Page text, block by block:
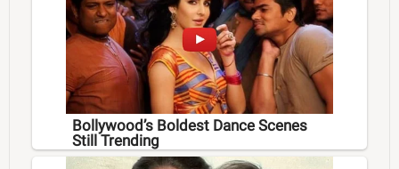
Bollywood’s Boldest Dance Scenes
Still Trending